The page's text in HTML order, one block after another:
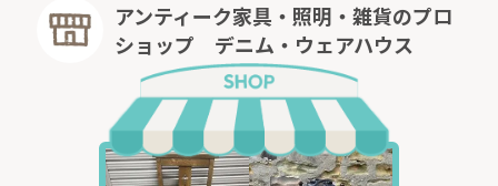
で、現時点における価格相場を反映していない場合もご
ざいます。
また商品性（サイズ・デザイン等）に差異がある場合
がありますので、上記のリンクよりデータ元の商品情報
をご確認ください。
アンティーク家具・照明・雑貨のプロ
ショップ デニム・ウェアハウス